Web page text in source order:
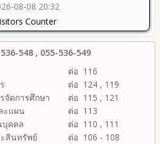
08-08 20:32
Counter
548 , 055-536-549
ต่อ 116
ต่อ 124 , 119
จัดการศึกษา
ต่อ 115 , 121
ะแผน
ต่อ 113
บุคคล
ต่อ 110 , 111
สินทรัพย์
ต่อ 106 - 108